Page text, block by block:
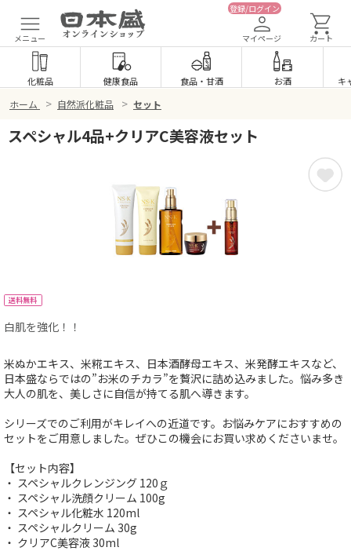
メニュー
登録/ログイン
マイページ カート
化粧品 健康食品 食品・ 甘酒 お酒 キ
ホーム > 自然派化粧品 > セット
スペシャル4品+クリアC美容液セット
送料無料
白肌を強化！！
米ぬかエキス、米糀エキス、日本酒酵母エキス、米発酵エキスなど、
日本盛ならではの”お米のチカラ”を贅沢に詰め込みました。悩み多き
大人の肌を、美しさに自信が持てる肌へ導きます。
シリーズでのご利用がキレイへの近道です。お悩みケアにおすすめの
セットをご用意しました。ぜひこの機会にお買い求めくださいませ。
【セット内容】
・ スペシャルクレンジング 120ｇ
・ スペシャル洗顔クリーム 100g
・ スペシャル化粧水 120ml
・ スペシャルクリーム 30g
・ クリアC美容液 30ml